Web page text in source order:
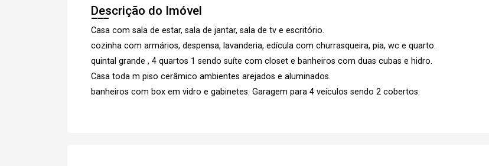
Descrição do Imóvel
Casa com sala de estar, sala de jantar, sala de tv e escritório.
cozinha com armários, despensa, lavanderia, edícula com churrasqueira, pia, wc e quarto.
quintal grande , 4 quartos 1 sendo suíte com closet e banheiros com duas cubas e hidro.
Casa toda m piso cerâmico ambientes arejados e aluminados.
banheiros com box em vidro e gabinetes. Garagem para 4 veículos sendo 2 cobertos.